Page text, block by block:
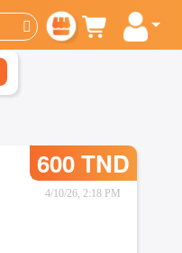
600 TND
4/10/26, 2:18 PM